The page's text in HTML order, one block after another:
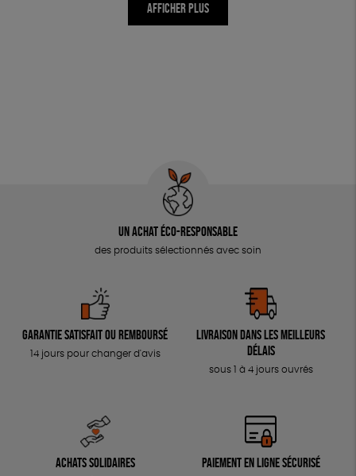
AFFICHER PLUS
Un achat éco-responsable
des produits sélectionnés avec soin
Garantie satisfait ou remboursé
14 jours pour changer d'avis
Livraison dans les meilleurs
délais
sous 1 à 4 jours ouvrés
Achats solidaires Paiement en ligne sécurisé